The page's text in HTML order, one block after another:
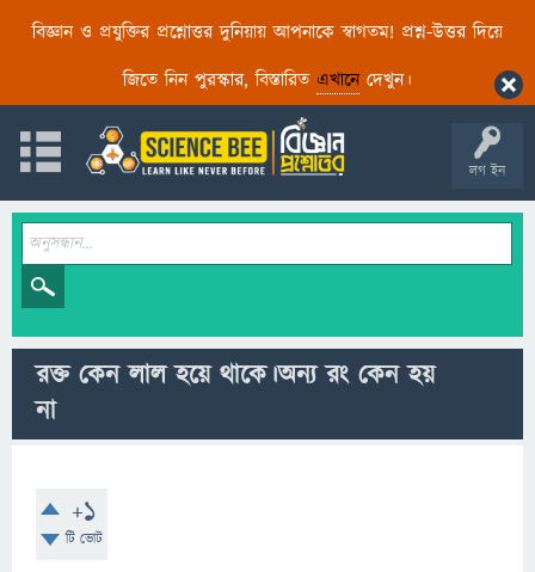
বিজ্ঞান ও প্রযুক্তির প্রশ্নোত্তর দুনিয়ায় আপনাকে স্বাগতম! প্রশ্ন-উত্তর দিয়ে
জিতে নিন পুরস্কার, বিস্তারিত এখানেদেখুন।
লগ ইন
রক্ত কেন লাল হয়ে থাকে।অন্য রং কেন হয়
না
+1
টি ভোট